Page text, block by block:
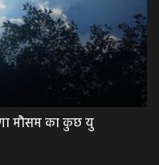
मौसम का कुछ यु